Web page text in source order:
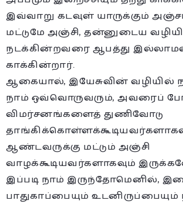
இவ்வாறு கடவுள் யாருக்கும்
மட்டுமே அஞ்சி, தன்னுடைய
நடக்கின்றவரை ஆபத்து
காக்கின்றார்.
ஆகையால், இயேசுவின் வழியில்
நாம் ஒவ்வொருவரும், அவரைப்
விமர்சனங்களைத் துணிவோடு
ஆண்டவருக்கு மட்டும் அஞ்சி
வாழக்கூடியவர்களாகவும்
இப்படி நாம் இருந்தோமெனில்,
பாதுகாப்பையும் உடனிருப்பையும்